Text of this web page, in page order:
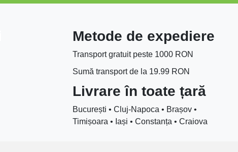
Metode de expediere
Transport gratuit peste 1000 RON
Sumă transport de la 19.99 RON
Livrare în toate țară
București • Cluj-Napoca • Brașov •
Timișoara • Iași • Constanța • Craiova